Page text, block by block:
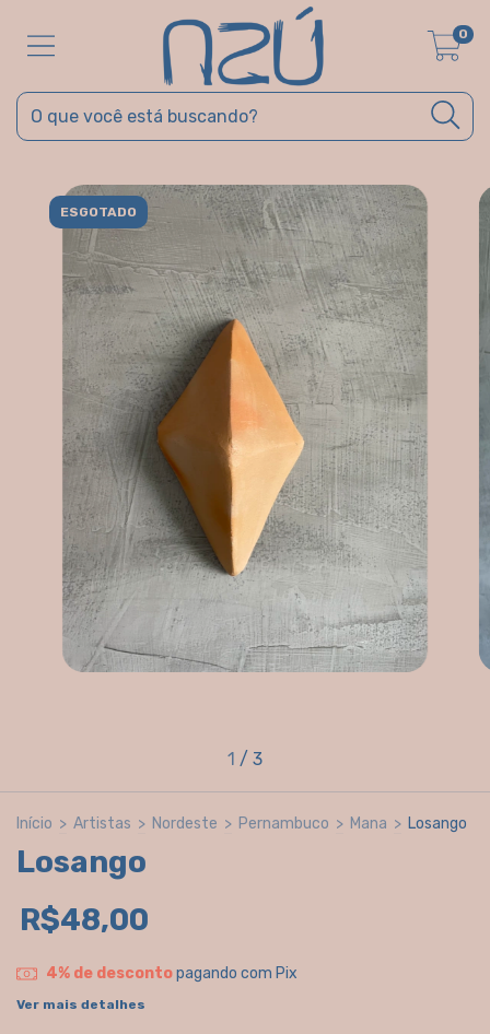
0
ESGOTADO
1 / 3
Início > Artistas > Nordeste > Pernambuco > Mana > Losango
Losango
R$48,00
4% de descontopagando com Pix
Ver mais detalhes